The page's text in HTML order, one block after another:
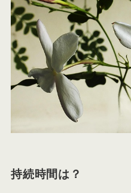
持続時間は？